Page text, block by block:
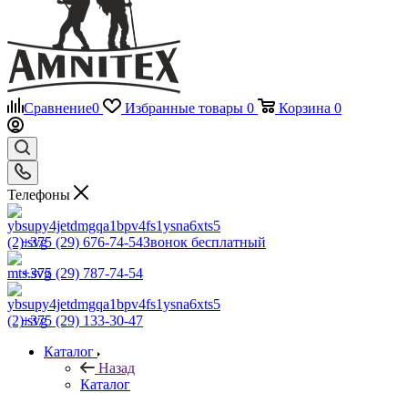
Сравнение0 Избранные товары 0 Корзина 0
Телефоны
+375 (29) 676-74-54Звонок бесплатный
+375 (29) 787-74-54
+375 (29) 133-30-47
Каталог
Назад
Каталог